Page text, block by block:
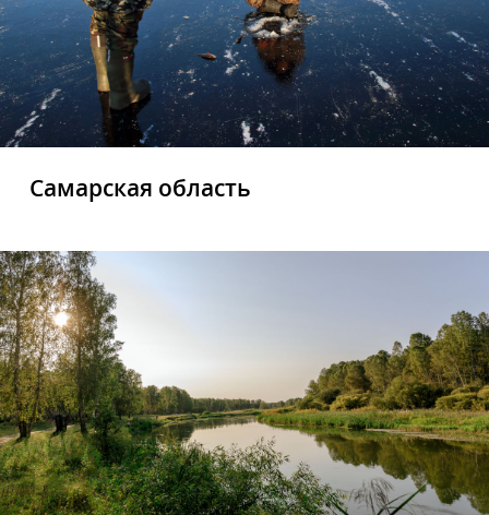
Самарская область